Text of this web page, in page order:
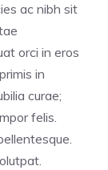
ac nibh sit
orci in eros
in
curae;
felis.